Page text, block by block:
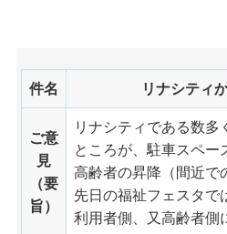
件名 リナシティ
ご意
見
（要
旨）
リナシティである数
ところが、駐車スペー
高齢者の昇降（間近で
先日の福祉フェスタで
利用者側、又高齢者側